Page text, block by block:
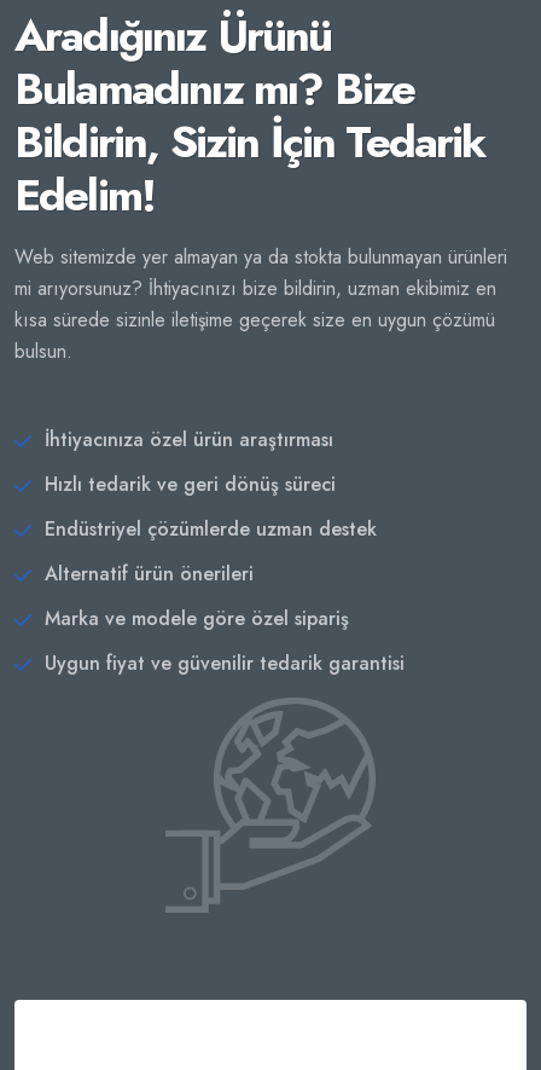
Aradığınız Ürünü
Bulamadınız mı? Bize
Bildirin, Sizin İçin Tedarik
Edelim!
Web sitemizde yer almayan ya da stokta bulunmayan ürünleri
mi arıyorsunuz? İhtiyacınızı bize bildirin, uzman ekibimiz en
kısa sürede sizinle iletişime geçerek size en uygun çözümü
bulsun.
İhtiyacınıza özel ürün araştırması
Hızlı tedarik ve geri dönüş süreci
Endüstriyel çözümlerde uzman destek
Alternatif ürün önerileri
Marka ve modele göre özel sipariş
Uygun fiyat ve güvenilir tedarik garantisi